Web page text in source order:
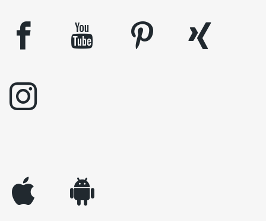
facebook youtube pinterest
xing
instagram
appleinc android